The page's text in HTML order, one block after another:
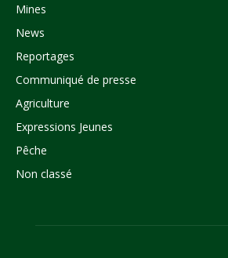
Mines
News
Reportages
Communiqué de presse
Agriculture
Expressions Jeunes
Pêche
Non classé